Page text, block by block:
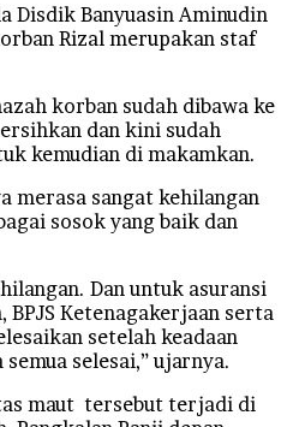
Disdik Banyuasin Aminudin
Rizal merupakan staf
korban sudah dibawa ke
dan kini sudah
kemudian di makamkan.
merasa sangat kehilangan
sosok yang baik dan
Dan untuk asuransi
Ketenagakerjaan serta
setelah keadaan
selesai,” ujarnya.
maut tersebut terjadi di